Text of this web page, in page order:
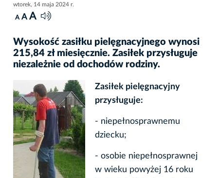
wtorek, 14 maja 2024 r.
A A A
Wysokość zasiłku pielęgnacyjnego wynosi
215,84 zł miesięcznie. Zasiłek przysługuje
niezależnie od dochodów rodziny.
Zasiłek pielęgnacyjny
przysługuje:
- niepełnosprawnemu
dziecku;
- osobie niepełnosprawnej
w wieku powyżej 16 roku